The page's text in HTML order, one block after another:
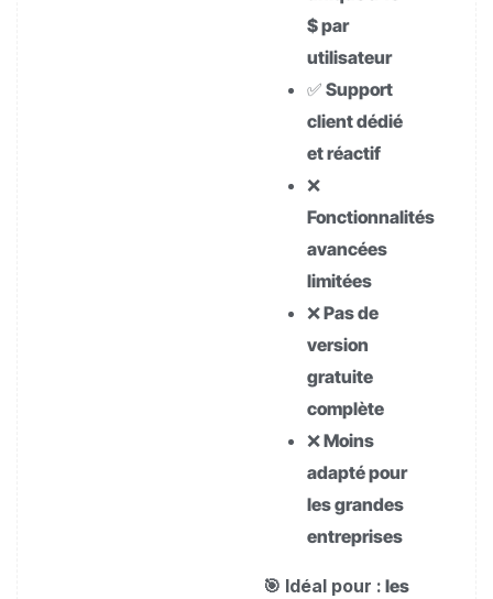
$ par
utilisateur
✅ Support
client dédié
et réactif
❌
Fonctionnalités
avancées
limitées
❌ Pas de
version
gratuite
complète
❌ Moins
adapté pour
les grandes
entreprises
🎯 Idéal pour : les